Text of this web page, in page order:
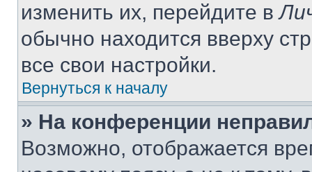
изменить их, перейдите в
обычно находится вверху
все свои настройки.
Вернуться к началу
» На конференции
Возможно, отображается